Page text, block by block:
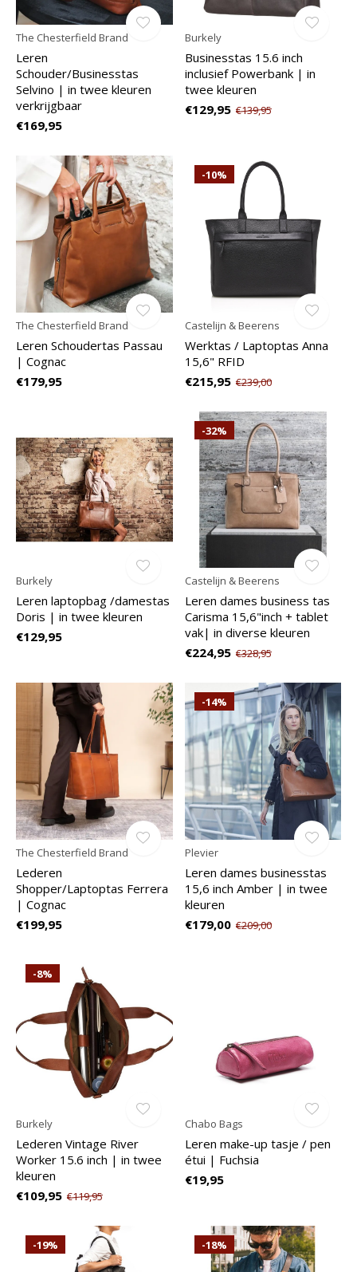
The Chesterfield Brand
Leren
Schouder/Businesstas
Selvino | in twee kleuren
verkrijgbaar
€169,95
Burkely
Businesstas 15.6 inch
inclusief Powerbank | in
twee kleuren
€129,95 €139,95
The Chesterfield Brand
Leren Schoudertas Passau
| Cognac
€179,95
-10%
Castelijn & Beerens
Werktas / Laptoptas Anna
15,6" RFID
€215,95 €239,00
Burkely
Leren laptopbag /damestas
Doris | in twee kleuren
€129,95
-32%
Castelijn & Beerens
Leren dames business tas
Carisma 15,6"inch + tablet
vak| in diverse kleuren
€224,95 €328,95
The Chesterfield Brand
Lederen
Shopper/Laptoptas Ferrera
| Cognac
€199,95
-14%
Plevier
Leren dames businesstas
15,6 inch Amber | in twee
kleuren
€179,00 €209,00
-8%
Burkely
Lederen Vintage River
Worker 15.6 inch | in twee
kleuren
€109,95 €119,95
Chabo Bags
Leren make-up tasje / pen
étui | Fuchsia
€19,95
-19% -18%